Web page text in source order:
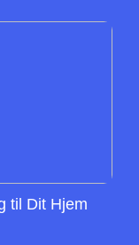
til Dit Hjem